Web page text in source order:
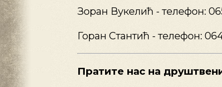
Зоран Вукелић - телефон:
Горан Стантић - телефон:
Пратите нас на